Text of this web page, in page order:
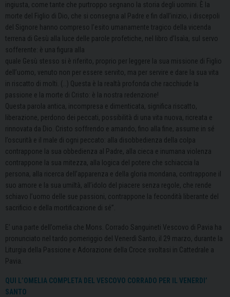
ingiusta, come tante che purtroppo segnano la storia degli uomini. È la
morte del Figlio di Dio, che si consegna al Padre e fin dall’inizio, i discepoli
del Signore hanno compreso l’esito umanamente tragico della vicenda
terrena di Gesù alla luce delle parole profetiche, nel libro d’Isaìa, sul servo
sofferente: è una figura alla
quale Gesù stesso si è riferito, proprio per leggere la sua missione di Figlio
dell’uomo, venuto non per essere servito, ma per servire e dare la sua vita
in riscatto di molti. (…) Questa è la realtà profonda che racchiude la
passione e la morte di Cristo: è la nostra redenzione!
Questa parola antica, incompresa e dimenticata, significa riscatto,
liberazione, perdono dei peccati, possibilità di una vita nuova, ricreata e
rinnovata da Dio. Cristo soffrendo e amando, fino alla fine, assume in sé
l’oscurità e il male di ogni peccato: alla disobbedienza della colpa
contrappone la sua obbedienza al Padre, alla cieca e inumana violenza
contrappone la sua mitezza, alla logica del potere che schiaccia la
persona, alla ricerca dell’apparenza e della gloria mondana, contrappone il
suo amore e la sua umiltà, all’idolo del piacere senza regole, che rende
schiavo l’uomo delle sue passioni, contrappone la fecondità liberante del
sacrificio e della mortificazione di sé”.
E’ una parte dell’omelia che Mons. Corrado Sanguineti Vescovo di Pavia ha
pronunciato nel tardo pomeriggio del Venerdì Santo, il 29 marzo, durante la
Liturgia della Passione e Adorazione della Croce svoltasi in Cattedrale a
Pavia.
QUI L’OMELIA COMPLETA DEL VESCOVO CORRADO PER IL VENERDI’
SANTO